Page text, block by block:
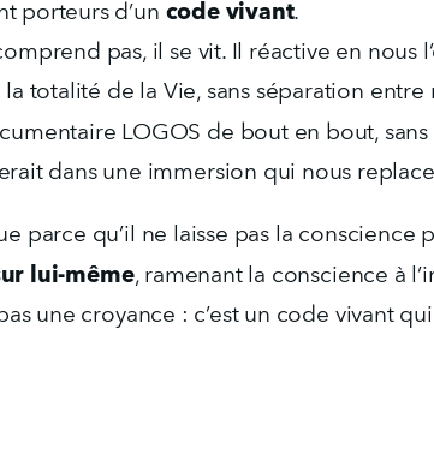
porteurs d’un code vivant.
pas, il se vit. Il réactive en nous
totalité de la Vie, sans séparation
LOGOS de bout en bout, sans
dans une immersion qui nous
parce qu’il ne laisse pas la
lui-même, ramenant la conscience à
une croyance : c’est un code vivant